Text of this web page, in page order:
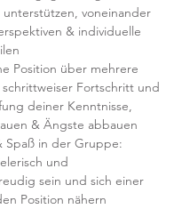
voneinander
& individuelle
Position über mehrere
Fortschritt und
deiner Kenntnisse,
& Ängste abbauen
Spaß in der Gruppe:
und
sein und sich einer
Position nähern